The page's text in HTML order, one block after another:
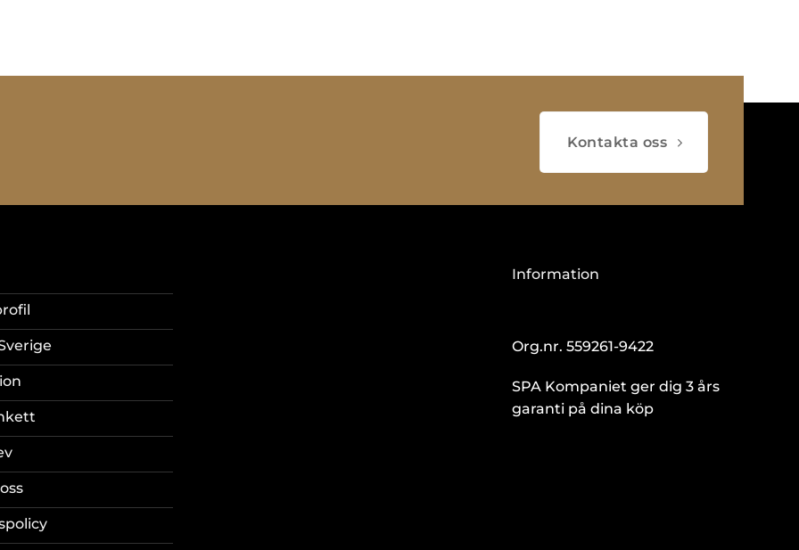
Kontakta oss
Information
Org.nr. 559261-9422
SPA Kompaniet ger dig 3 års
garanti på dina köp